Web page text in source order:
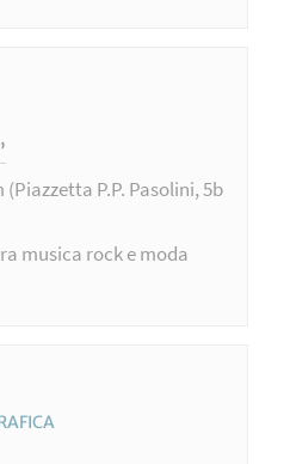
P.P. Pasolini, 5b
musica rock e moda